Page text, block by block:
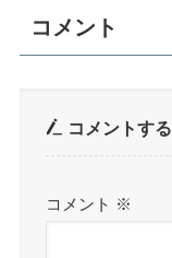
コメント
コメントする
コメント ※